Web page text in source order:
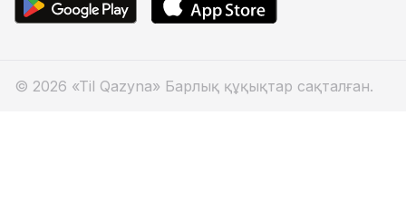
© 2026 «Til Qazyna» Барлық құқықтар сақталған.